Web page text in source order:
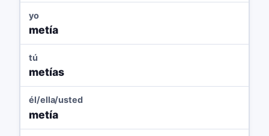
yo
metía
tú
metías
él/ella/usted
metía